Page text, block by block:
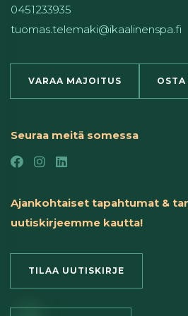
0451233935
tuomas.telemaki@ikaalinenspa.fi
VARAA MAJOITUS
Seuraa meitä somessa
Ajankohtaiset tapahtumat &
uutiskirjeemme kautta!
TILAA UUTISKIRJE